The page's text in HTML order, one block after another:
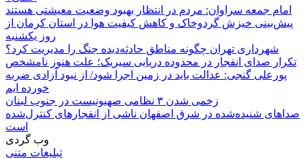
امام جمعه سراوان: مردم در انتظار بهبود وضعیت معیشتی هستند
پیش‌بینی خیزش گردوخاک و کاهش کیفیت هوا در استان کرمان از
روز یکشنبه
شهرداری تهران چگونه مناطق حادثه‌دیده جنگ را مدیریت کرد؟
تکرار صدای انفجار در محدوده دریایی سیریک؛ علت هنوز نامشخص
پورعلی گنجی: عدالت باید در زمین اجرا شود/ از نبود آزادی ضربه
خورده ایم
زخمی شدن ۳ نظامی صهیونیست در جنوب لبنان
صداهای شنیده‌شده در شرق اصفهان ناشی از انفجارهای کنترل‌شده
است
وب گردی
تبلیغات متنی